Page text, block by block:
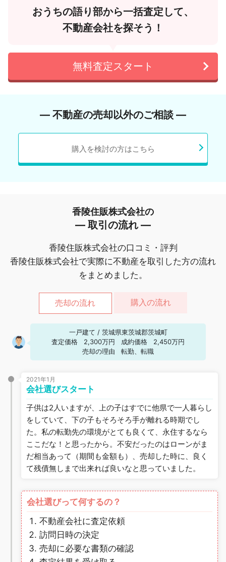
おうちの語り部から一括査定して、
不動産会社を探そう！
無料査定スタート
― 不動産の売却以外のご相談 ―
購入を検討の方はこちら
香陵住販株式会社の
― 取引の流れ ―
香陵住販株式会社の口コミ・評判
香陵住販株式会社で実際に不動産を取引した方の流れ
をまとめました。
売却の流れ 購入の流れ
一戸建て / 茨城県東茨城郡茨城町
査定価格
2,300万円 成約価格
2,450万円
売却の理由
転勤、転職
2021年1月
会社選びスタート
子供は2人いますが、上の子はすでに他県で一人暮らし
をしていて、下の子もそろそろ手が離れる時期でし
た。私の転勤先の環境がとても良くて、永住するなら
ここだな！と思ったから。不安だったのはローンがま
だ相当あって（期間も金額も）、売却した時に、良く
て残債無しまで出来れば良いなと思っていました。
会社選びって何するの？
不動産会社に査定依頼
訪問日時の決定
売却に必要な書類の確認